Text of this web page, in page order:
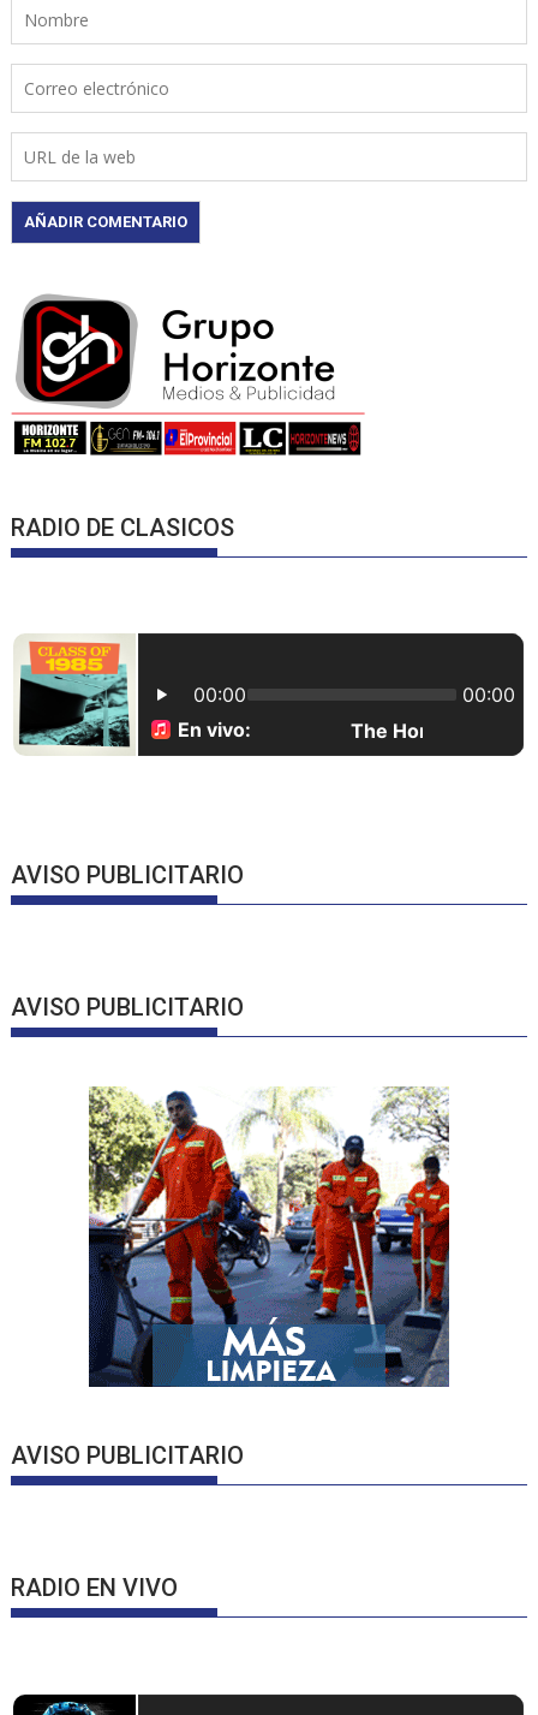
RADIO DE CLASICOS
AVISO PUBLICITARIO
AVISO PUBLICITARIO
AVISO PUBLICITARIO
RADIO EN VIVO